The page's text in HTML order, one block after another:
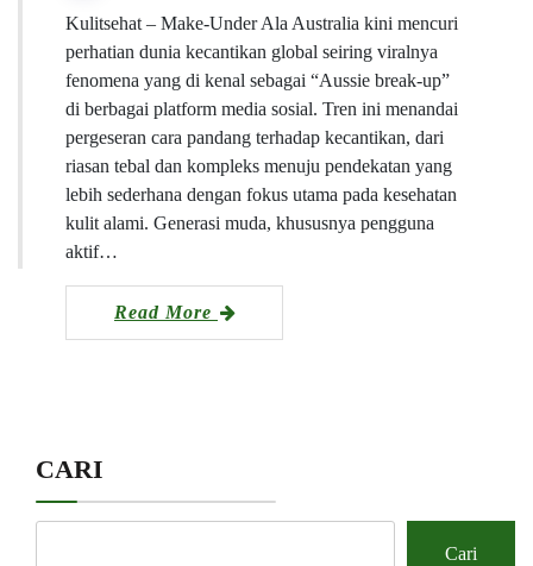
Kulitsehat – Make-Under Ala Australia kini mencuri
perhatian dunia kecantikan global seiring viralnya
fenomena yang di kenal sebagai “Aussie break-up”
di berbagai platform media sosial. Tren ini menandai
pergeseran cara pandang terhadap kecantikan, dari
riasan tebal dan kompleks menuju pendekatan yang
lebih sederhana dengan fokus utama pada kesehatan
kulit alami. Generasi muda, khususnya pengguna
aktif…
Read More
CARI
Cari